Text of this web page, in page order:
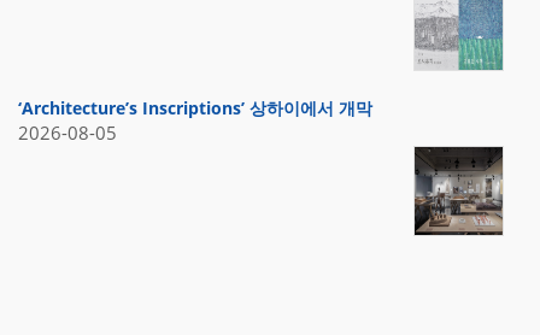
‘Architecture’s Inscriptions’ 상하이에서 개막
2026-08-05